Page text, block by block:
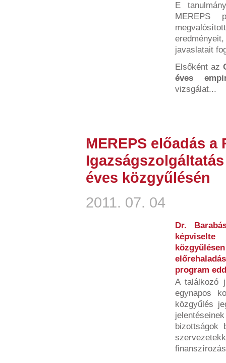
E
MEREPS
javaslatait
Elsőként az
éves
vizsgálat...
MEREPS előadás a
éves közgyűlésén
2011. 07. 04
Dr.
program
A találkozó
egynapos
közgyűlés
bizottságok